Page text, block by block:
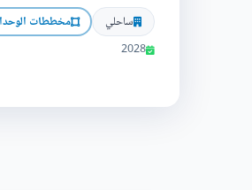
ساحلي مخططات
2028